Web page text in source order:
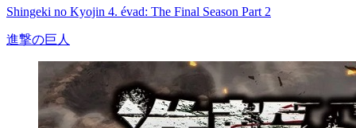
Shingeki no Kyojin 4. évad: The Final Season Part 2
進撃の巨人